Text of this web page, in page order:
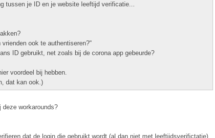
tussen je ID en je website leeftijd verificatie...
ook te authentiseren?"
ID gebruikt, net zoals bij de corona app gebeurde?
voordeel bij hebben.
dat kan ook.)
deze workarounds?
dat de login die gebruikt wordt (al dan niet met leeftijdsverifictatie)